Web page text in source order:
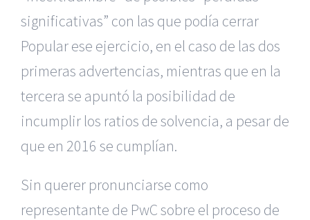
significativas” con las que podía cerrar
Popular ese ejercicio, en el caso de las dos
primeras advertencias, mientras que en la
tercera se apuntó la posibilidad de
incumplir los ratios de solvencia, a pesar de
que en 2016 se cumplían.
Sin querer pronunciarse como
representante de PwC sobre el proceso de